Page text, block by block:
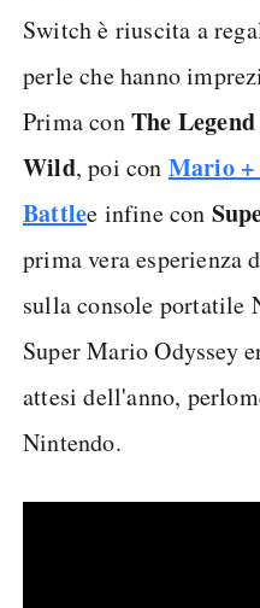
Switch è riuscita a
perle che hanno
Prima conThe
Wild, poi con Mario +
Battlee infine con
prima vera
sulla console portatile
Super Mario Odyssey
attesi dell'anno,
Nintendo.